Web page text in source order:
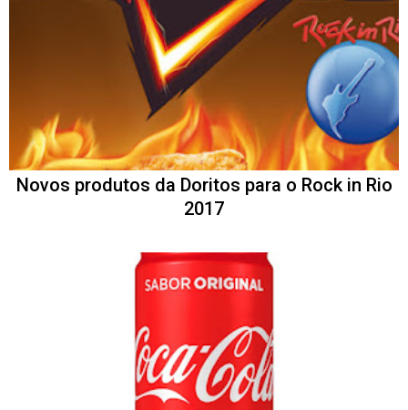
Novos produtos da Doritos para o Rock in Rio
2017